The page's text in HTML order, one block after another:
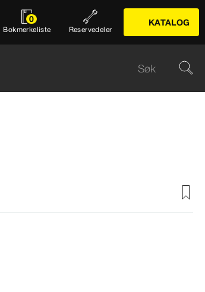
0
Bokmerkeliste Reservedeler
KATALOG